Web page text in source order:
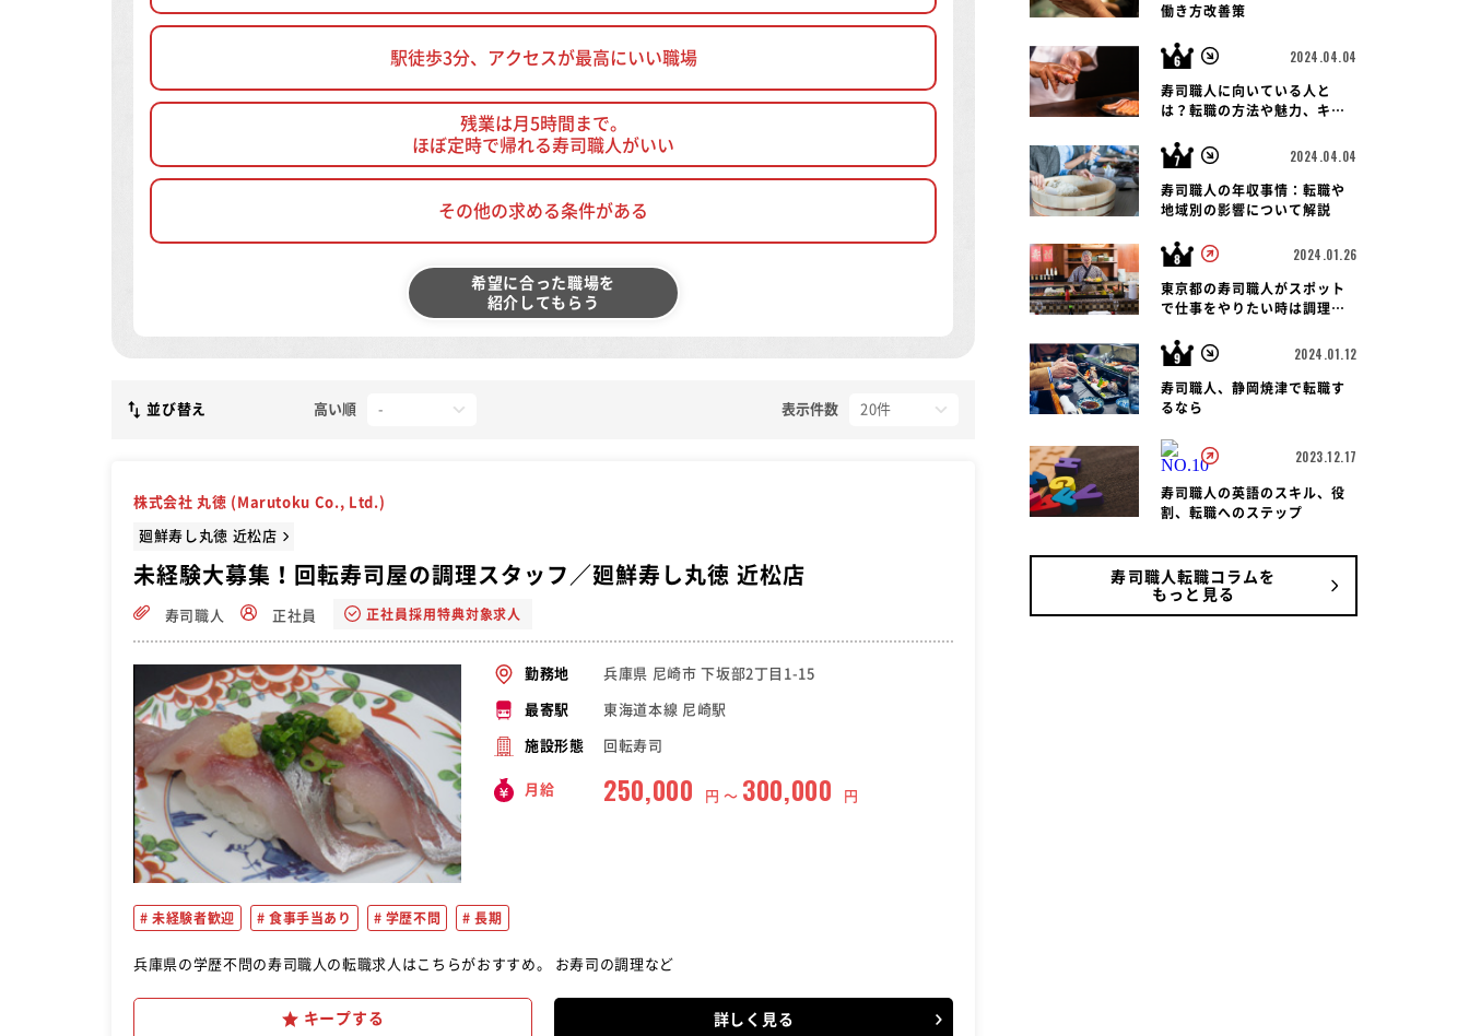
駅徒歩3分、アクセスが最高にいい職場
残業は月5時間まで。
ほぼ定時で帰れる寿司職人がいい
その他の求める条件がある
希望に合った職場を
紹介してもらう
並び替え 高い順 表示件数
株式会社 丸徳 (Marutoku Co., Ltd.)
廻鮮寿し丸徳 近松店
未経験大募集！回転寿司屋の調理スタッフ／廻鮮寿し丸徳 近松店
寿司職人 正社員 正社員採用特典対象求人
勤務地 兵庫県 尼崎市 下坂部2丁目1-15
最寄駅 東海道本線 尼崎駅
施設形態 回転寿司
月給 250,000 円 〜 300,000 円
未経験者歓迎 食事手当あり 学歴不問 長期
兵庫県の学歴不問の寿司職人の転職求人はこちらがおすすめ。 お寿司の調理など
キープする 詳しく見る
働き方改善策
2024.04.04
寿司職人に向いている人と
は？転職の方法や魅力、キャ
説！
2024.04.04
寿司職人の年収事情：転職や
地域別の影響について解説
2024.01.26
東京都の寿司職人がスポット
で仕事をやりたい時は調理師
2024.01.12
寿司職人、静岡焼津で転職す
るなら
2023.12.17
寿司職人の英語のスキル、役
割、転職へのステップ
寿司職人転職コラムを
もっと見る